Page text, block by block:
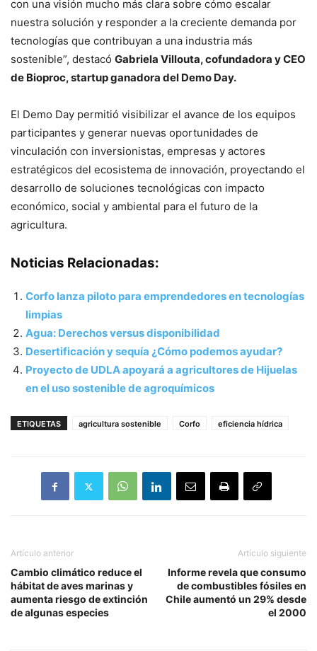
con una visión mucho más clara sobre cómo escalar
nuestra solución y responder a la creciente demanda por
tecnologías que contribuyan a una industria más
sostenible”, destacó Gabriela Villouta, cofundadora y CEO
de Bioproc, startup ganadora del Demo Day.
El Demo Day permitió visibilizar el avance de los equipos
participantes y generar nuevas oportunidades de
vinculación con inversionistas, empresas y actores
estratégicos del ecosistema de innovación, proyectando el
desarrollo de soluciones tecnológicas con impacto
económico, social y ambiental para el futuro de la
agricultura.
Noticias Relacionadas:
Corfo lanza piloto para emprendedores en tecnologías
limpias
Agua: Derechos versus disponibilidad
Desertificación y sequía ¿Cómo podemos ayudar?
Proyecto de UDLA apoyará a agricultores de Hijuelas
en el uso sostenible de agroquímicos
ETIQUETAS agricultura sostenible Corfo eficiencia hídrica
Artículo anterior
Cambio climático reduce el
hábitat de aves marinas y
aumenta riesgo de extinción
de algunas especies
Artículo siguiente
Informe revela que consumo
de combustibles fósiles en
Chile aumentó un 29% desde
el 2000